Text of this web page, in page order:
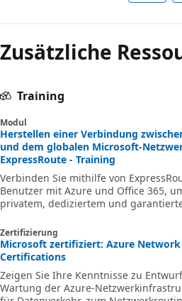
Zusätzliche
Training
Modul
Herstellen einer Verbindung
und dem globalen Microsoft-
ExpressRoute - Training
Verbinden Sie mithilfe von
Benutzer mit Azure und Office 365,
privatem, dediziertem und
Zertifizierung
Microsoft zertifiziert: Azure Network
Certifications
Zeigen Sie Ihre Kenntnisse zu
Wartung der Azure-